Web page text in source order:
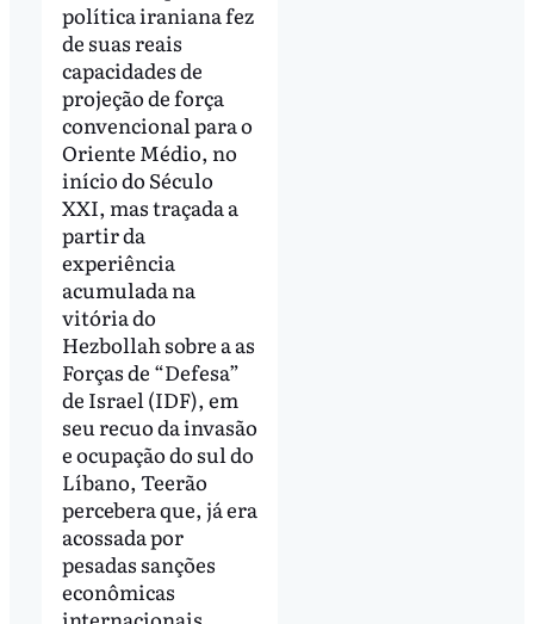
política iraniana fez
de suas reais
capacidades de
projeção de força
convencional para o
Oriente Médio, no
início do Século
XXI, mas traçada a
partir da
experiência
acumulada na
vitória do
Hezbollah sobre a as
Forças de “Defesa”
de Israel (IDF), em
seu recuo da invasão
e ocupação do sul do
Líbano, Teerão
percebera que, já era
acossada por
pesadas sanções
econômicas